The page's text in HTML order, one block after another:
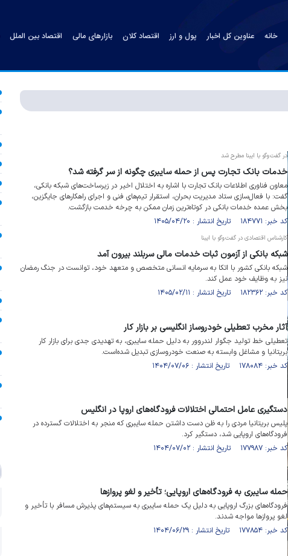
خانه عناوین کل اخبار پول و ارز اقتصاد کلان بازارهای مالی اقتصاد بین الملل
در گفت‌وگو با ایبنا مطرح شد
خدمات بانک تجارت پس از حمله سایبری چگونه از سر گرفته شد؟
معاون فناوری اطلاعات بانک تجارت با اشاره به اختلال اخیر در زیرساخت‌های شبکه بانکی،
گفت: با فعال‌سازی ستاد مدیریت بحران، استقرار تیم‌های فنی و اجرای راهکار‌های جایگزین،
بخش عمده خدمات بانکی در کوتاه‌ترین زمان ممکن به چرخه خدمت بازگشت.
کد خبر: ۱۸۴۷۷۱ تاریخ انتشار : ۱۴۰۵/۰۴/۲۰
کارشناس اقتصادی در گفت‌وگو با ایبنا
شبکه بانکی از آزمون ثبات خدمات مالی سربلند بیرون آمد
شبکه بانکی کشور با اتکا به سرمایه انسانی متخصص و متعهد خود، توانست در جنگ رمضان
نیز به وظایف خود عمل کند.
کد خبر: ۱۸۲۳۶۲ تاریخ انتشار : ۱۴۰۵/۰۲/۱۱
آثار مخرب تعطیلی خودروساز انگلیسی بر بازار کار
تعطیلی خط تولید جگوار لندروور به دلیل حمله سایبری، به تهدیدی جدی برای بازار کار
بریتانیا و مشاغل وابسته به صنعت خودروسازی تبدیل شده‌است.
کد خبر: ۱۷۸۰۸۴ تاریخ انتشار : ۱۴۰۴/۰۷/۰۶
دستگیری عامل احتمالی اختلالات فرودگاه‌های اروپا در انگلیس
پلیس بریتانیا مردی را به ظن دست داشتن حمله سایبری که منجر به اختلالات گسترده در
فرودگاه‌های اروپایی شد، دستگیر کرد.
کد خبر: ۱۷۷۹۸۷ تاریخ انتشار : ۱۴۰۴/۰۷/۰۲
حمله سایبری به فرودگاه‌های اروپایی؛ تأخیر و لغو پرواز‌ها
فرودگاه‌های بزرگ اروپایی به دلیل یک حمله سایبری به سیستم‌های پذیرش مسافر با تأخیر و
لغو پرواز‌ها مواجه شدند.
کد خبر: ۱۷۷۸۵۴ تاریخ انتشار : ۱۴۰۴/۰۶/۲۹